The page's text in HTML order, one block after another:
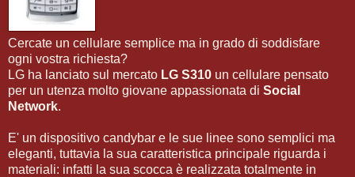
Cercate un cellulare semplice ma in grado di soddisfare
ogni vostra richiesta?
LG ha lanciato sul mercato LG S310 un cellulare pensato
per un utenza molto giovane appassionata di Social
Network.
E' un dispositivo candybar e le sue linee sono semplici ma
eleganti, tuttavia la sua caratteristica principale riguarda i
materiali: infatti la sua scocca è realizzata totalmente in